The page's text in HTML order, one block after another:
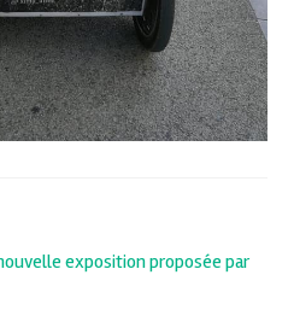
exposition proposée par